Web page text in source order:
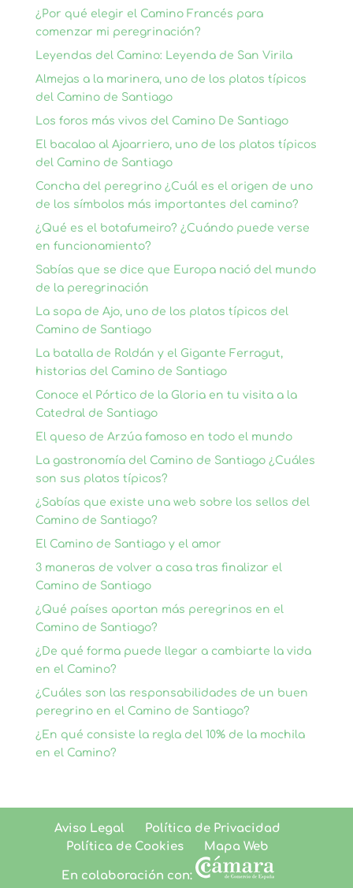
¿Por qué elegir el Camino Francés para
comenzar mi peregrinación?
Leyendas del Camino: Leyenda de San Virila
Almejas a la marinera, uno de los platos típicos
del Camino de Santiago
Los foros más vivos del Camino De Santiago
El bacalao al Ajoarriero, uno de los platos típicos
del Camino de Santiago
Concha del peregrino ¿Cuál es el origen de uno
de los símbolos más importantes del camino?
¿Qué es el botafumeiro? ¿Cuándo puede verse
en funcionamiento?
Sabías que se dice que Europa nació del mundo
de la peregrinación
La sopa de Ajo, uno de los platos típicos del
Camino de Santiago
La batalla de Roldán y el Gigante Ferragut,
historias del Camino de Santiago
Conoce el Pórtico de la Gloria en tu visita a la
Catedral de Santiago
El queso de Arzúa famoso en todo el mundo
La gastronomía del Camino de Santiago ¿Cuáles
son sus platos típicos?
¿Sabías que existe una web sobre los sellos del
Camino de Santiago?
El Camino de Santiago y el amor
3 maneras de volver a casa tras finalizar el
Camino de Santiago
¿Qué países aportan más peregrinos en el
Camino de Santiago?
¿De qué forma puede llegar a cambiarte la vida
en el Camino?
¿Cuáles son las responsabilidades de un buen
peregrino en el Camino de Santiago?
¿En qué consiste la regla del 10% de la mochila
en el Camino?
Aviso Legal
Política de Privacidad
Política de Cookies
Mapa Web
En colaboración con: